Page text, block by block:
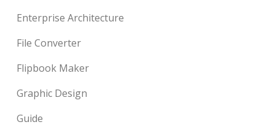
Enterprise Architecture
File Converter
Flipbook Maker
Graphic Design
Guide